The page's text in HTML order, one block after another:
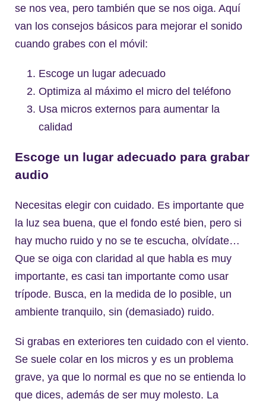
se nos vea, pero también que se nos oiga. Aquí
van los consejos básicos para mejorar el sonido
cuando grabes con el móvil:
Escoge un lugar adecuado
Optimiza al máximo el micro del teléfono
Usa micros externos para aumentar la
calidad
Escoge un lugar adecuado para grabar
audio
Necesitas elegir con cuidado. Es importante que
la luz sea buena, que el fondo esté bien, pero si
hay mucho ruido y no se te escucha, olvídate…
Que se oiga con claridad al que habla es muy
importante, es casi tan importante como usar
trípode. Busca, en la medida de lo posible, un
ambiente tranquilo, sin (demasiado) ruido.
Si grabas en exteriores ten cuidado con el viento.
Se suele colar en los micros y es un problema
grave, ya que lo normal es que no se entienda lo
que dices, además de ser muy molesto. La